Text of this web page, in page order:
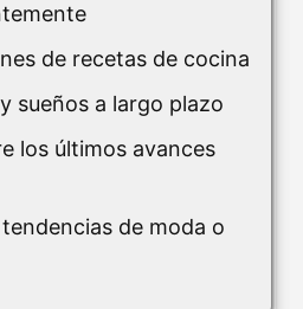
de recetas de cocina
sueños a largo plazo
los últimos avances
de moda o